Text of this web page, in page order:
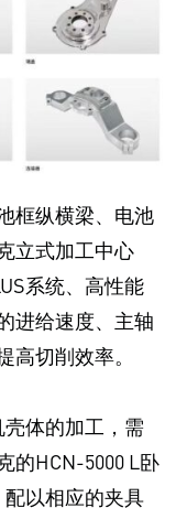
框纵横梁、电池
立式加工中心
系统、高性能
进给速度、主轴
高切削效率。
壳体的加工，需
的HCN-5000 L卧
以相应的夹具